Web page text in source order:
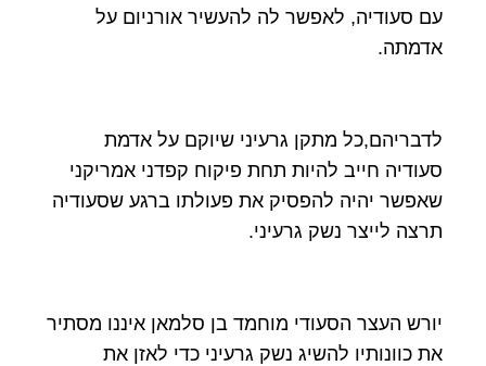
עם סעודיה, לאפשר לה להעשיר אורניום על
אדמתה.
לדבריהם,כל מתקן גרעיני שיוקם על אדמת
סעודיה חייב להיות תחת פיקוח קפדני אמריקני
שאפשר יהיה להפסיק את פעולתו ברגע שסעודיה
תרצה לייצר נשק גרעיני.
יורש העצר הסעודי מוחמד בן סלמאן איננו מסתיר
את כוונותיו להשיג נשק גרעיני כדי לאזן את